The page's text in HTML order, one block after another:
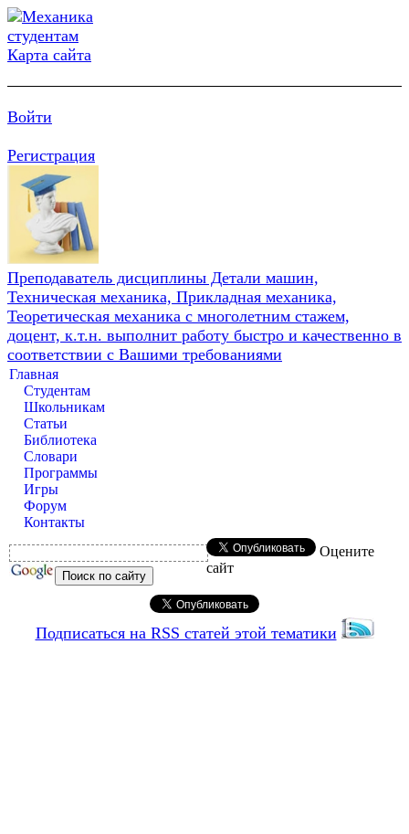
Карта сайта
Войти
Регистрация
Преподаватель дисциплины Детали машин,
Техническая механика, Прикладная механика,
Теоретическая механика с многолетним стажем,
доцент, к.т.н. выполнит работу быстро и качественно в
соответствии с Вашими требованиями
Главная
Студентам
Школьникам
Статьи
Библиотека
Словари
Программы
Игры
Форум
Контакты
Оцените
сайт
Подписаться на RSS статей этой тематики